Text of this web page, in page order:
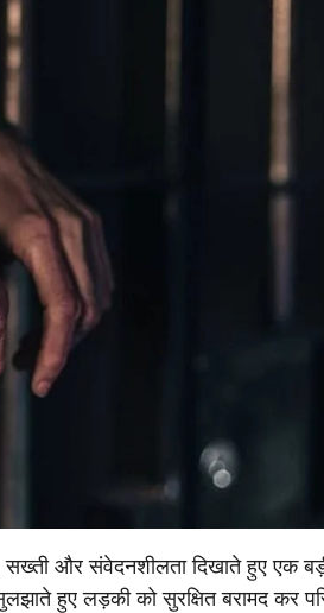
और संवेदनशीलता दिखाते हुए एक बड़ी
हुए लड़की को सुरक्षित बरामद कर